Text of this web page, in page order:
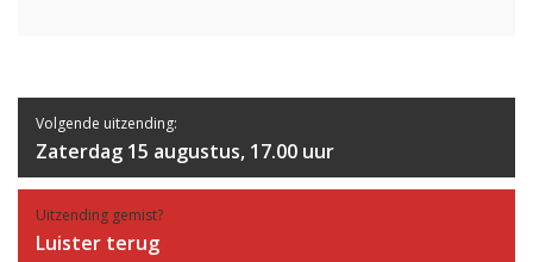
Volgende uitzending:
Zaterdag 15 augustus, 17.00 uur
Uitzending gemist?
Luister terug